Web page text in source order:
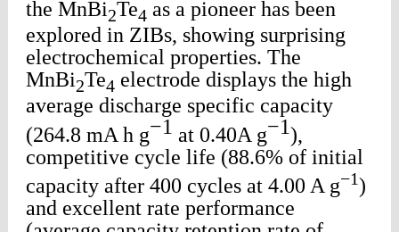
the MnBi2Te4 as a pioneer has been
explored in ZIBs, showing surprising
electrochemical properties. The
MnBi2Te4 electrode displays the high
average discharge specific capacity
(264.8 mA h g−1 at 0.40A g−1),
competitive cycle life (88.6% of initial
capacity after 400 cycles at 4.00 A g−1)
and excellent rate performance